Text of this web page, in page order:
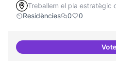
Treballem el pla estratègic
Residències
0 0
Vote